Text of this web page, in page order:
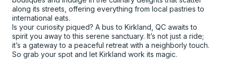
along its streets, offering everything from local pastries to
international eats.
Is your curiosity piqued? A bus to Kirkland, QC awaits to
spirit you away to this serene sanctuary. It’s not just a ride;
it’s a gateway to a peaceful retreat with a neighborly touch.
So grab your spot and let Kirkland work its magic.